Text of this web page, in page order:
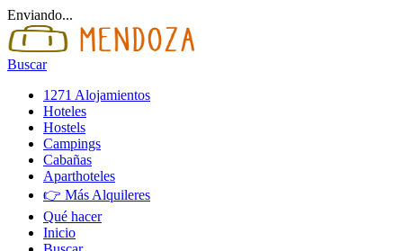
Enviando...
Buscar
1271 Alojamientos
Hoteles
Hostels
Campings
Cabañas
Aparthoteles
👉 Más Alquileres
Qué hacer
Inicio